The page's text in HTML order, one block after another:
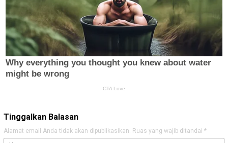
Tinggalkan Balasan
Alamat email Anda tidak akan dipublikasikan. Ruas yang wajib ditandai *